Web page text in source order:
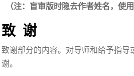
（注：盲审版时隐去作者姓名，使
致 谢
致谢部分的内容。对导师和给予指
谢。